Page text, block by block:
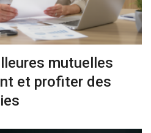
mutuelles
et profiter des